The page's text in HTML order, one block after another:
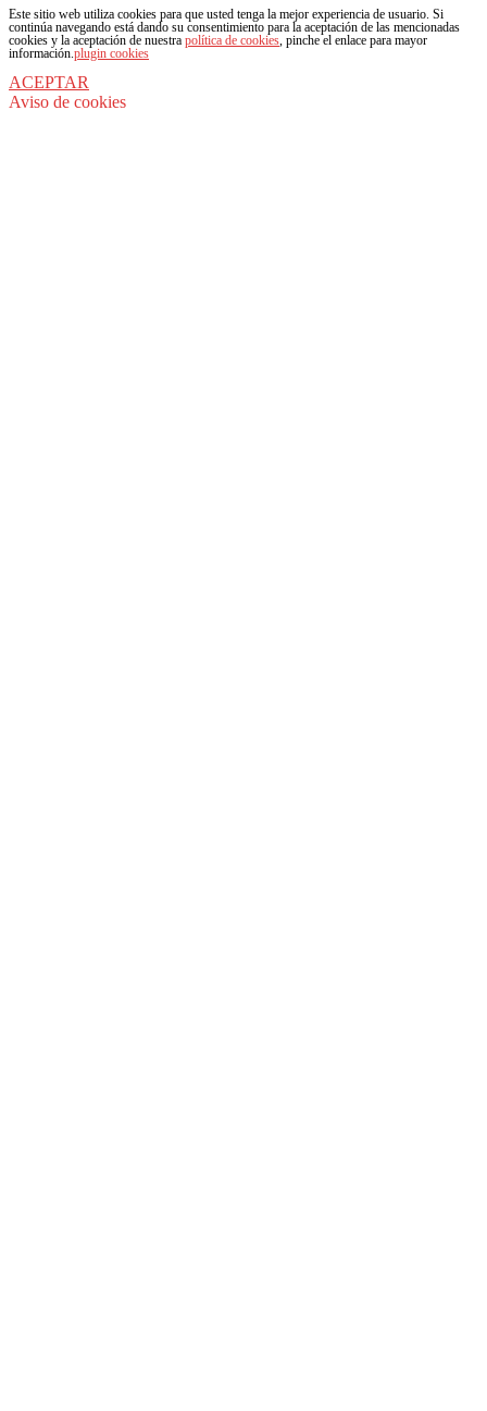
Este sitio web utiliza cookies para que usted tenga la mejor experiencia de usuario. Si
continúa navegando está dando su consentimiento para la aceptación de las mencionadas
cookies y la aceptación de nuestra política de cookies, pinche el enlace para mayor
información.plugin cookies
ACEPTAR
Aviso de cookies